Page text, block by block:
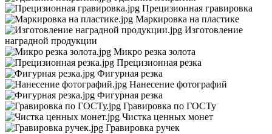
Прецизионная гравировка
Маркировка на пластике
Изготовление
наградной продукции
Микро резка золота
Прецизионная резка
Фигурная резка
Нанесение фотографий
Фигурная резка
Гравировка по ГОСТу
Чистка ценных монет
Гравировка ручек